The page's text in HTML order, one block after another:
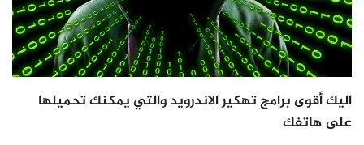
اليك أقوى برامج تهكير الاندرويد والتي يمكنك تحميلها
على هاتفك